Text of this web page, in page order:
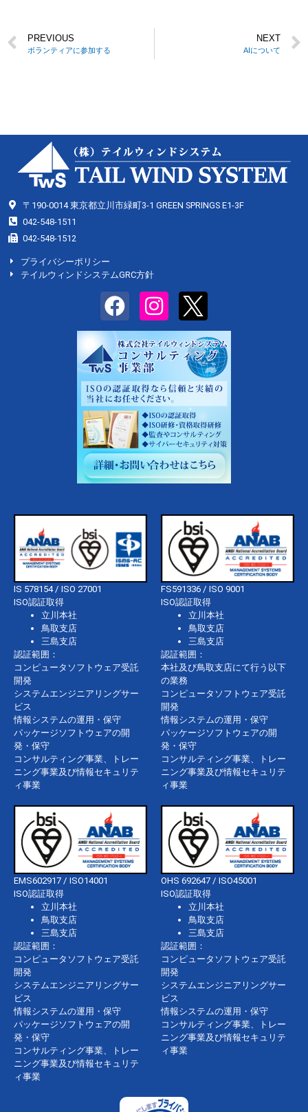
PREVIOUS
ボランティアに参加する
NEXT
AIについて
〒190-0014 東京都立川市緑町3-1 GREEN SPRINGS E1-3F
042-548-1511
042-548-1512
プライバシーポリシー
テイルウィンドシステムGRC方針
IS 578154 / ISO 27001
ISO認証取得
立川本社
鳥取支店
三島支店
認証範囲：
コンピュータソフトウェア受託
開発
システムエンジニアリングサー
ビス
情報システムの運用・保守
パッケージソフトウェアの開
発・保守
コンサルティング事業、トレー
ニング事業及び情報セキュリテ
ィ事業
FS591336 / ISO 9001
ISO認証取得
立川本社
鳥取支店
三島支店
認証範囲：
本社及び鳥取支店にて行う以下
の業務
コンピュータソフトウェア受託
開発
情報システムの運用・保守
パッケージソフトウェアの開
発・保守
コンサルティング事業、トレー
ニング事業及び情報セキュリテ
ィ事業
EMS602917 / ISO14001
ISO認証取得
立川本社
鳥取支店
三島支店
認証範囲：
コンピュータソフトウェア受託
開発
システムエンジニアリングサー
ビス
情報システムの運用・保守
パッケージソフトウェアの開
発・保守
コンサルティング事業、トレー
ニング事業及び情報セキュリテ
ィ事業
OHS 692647 / ISO45001
ISO認証取得
立川本社
鳥取支店
三島支店
認証範囲：
コンピュータソフトウェア受託
開発
システムエンジニアリングサー
ビス
情報システムの運用・保守
コンサルティング事業、トレー
ニング事業及び情報セキュリテ
ィ事業